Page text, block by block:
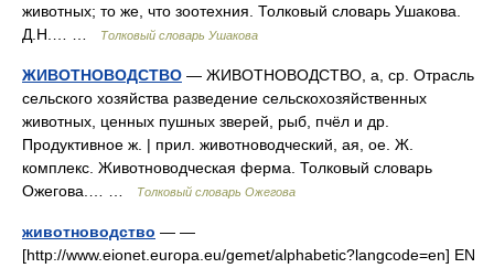
животных; то же, что зоотехния. Толковый словарь Ушакова.
Д.Н.… …
Толковый словарь Ушакова
ЖИВОТНОВОДСТВО — ЖИВОТНОВОДСТВО, а, ср. Отрасль
сельского хозяйства разведение сельскохозяйственных
животных, ценных пушных зверей, рыб, пчёл и др.
Продуктивное ж. | прил. животноводческий, ая, ое. Ж.
комплекс. Животноводческая ферма. Толковый словарь
Ожегова.… …
Толковый словарь Ожегова
животноводство — —
[http://www.eionet.europa.eu/gemet/alphabetic?langcode=en] EN